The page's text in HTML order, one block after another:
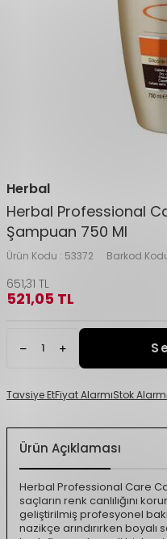
Herbal
Herbal Professional
Şampuan 750 Ml
Ürün Kodu : 53372 Barkod
651,31 TL
521,05 TL
Tavsiye EtFiyat AlarmıStok Alarmı
Ürün Açıklaması
Herbal Professional Care
saçların renk canlılığını
geliştirilmiş profesyonel
nazikçe arındırırken boyalı